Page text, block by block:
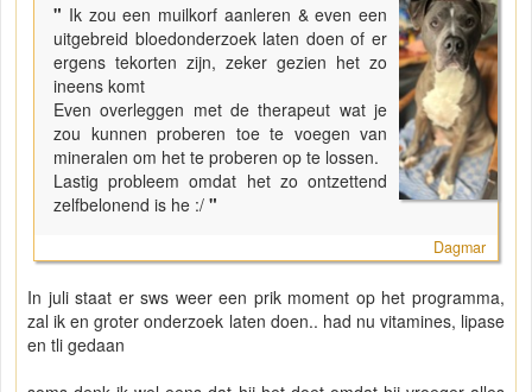
" Ik zou een muilkorf aanleren & even een
uitgebreid bloedonderzoek laten doen of er
ergens tekorten zijn, zeker gezien het zo
ineens komt
Even overleggen met de therapeut wat je
zou kunnen proberen toe te voegen van
mineralen om het te proberen op te lossen.
Lastig probleem omdat het zo ontzettend
zelfbelonend is he :/ "
Dagmar
In juli staat er sws weer een prik moment op het programma,
zal ik en groter onderzoek laten doen.. had nu vitamines, lipase
en tli gedaan